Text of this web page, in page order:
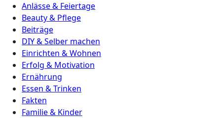
Anlässe & Feiertage
Beauty & Pflege
Beiträge
DIY & Selber machen
Einrichten & Wohnen
Erfolg & Motivation
Ernährung
Essen & Trinken
Fakten
Familie & Kinder